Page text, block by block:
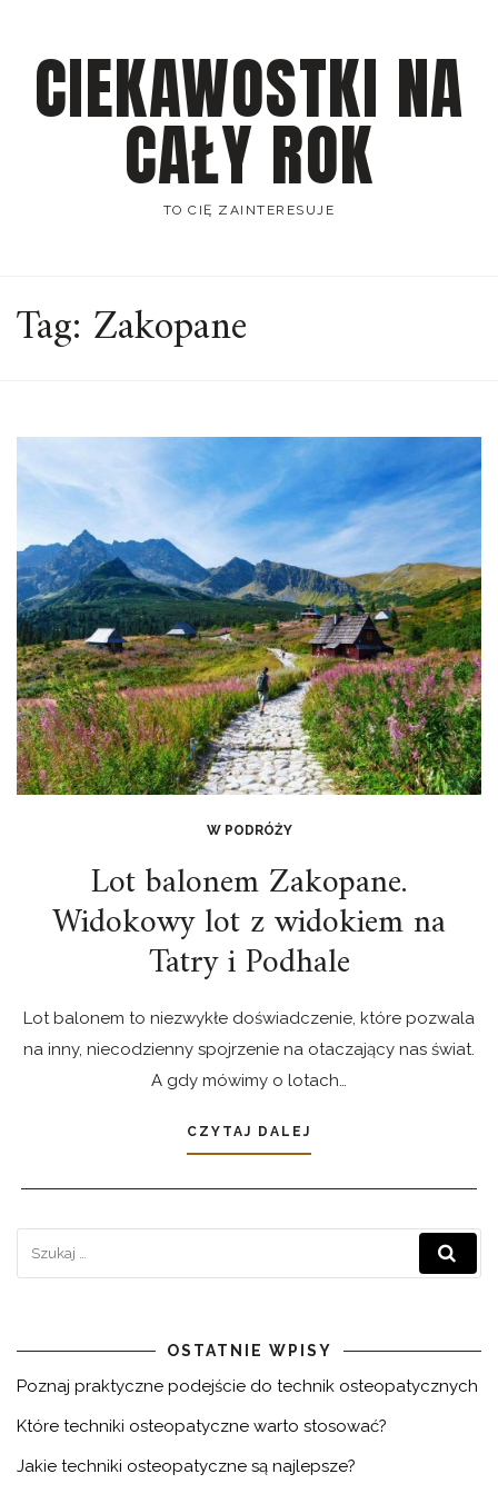
contentCIEKAWOSTKI NA
CAŁY ROK
TO CIĘ ZAINTERESUJE
Tag: Zakopane
W PODRÓŻY
Lot balonem Zakopane.
Widokowy lot z widokiem na
Tatry i Podhale
Lot balonem to niezwykłe doświadczenie, które pozwala
na inny, niecodzienny spojrzenie na otaczający nas świat.
A gdy mówimy o lotach…
CZYTAJ DALEJ
OSTATNIE WPISY
Poznaj praktyczne podejście do technik osteopatycznych
Które techniki osteopatyczne warto stosować?
Jakie techniki osteopatyczne są najlepsze?